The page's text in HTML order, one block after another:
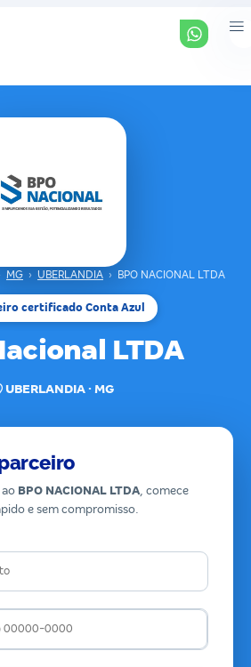
MG › UBERLANDIA › BPO NACIONAL LTDA
certificado Conta Azul
LTDA
UBERLANDIA · MG
BPO NACIONAL LTDA, comece
e sem compromisso.